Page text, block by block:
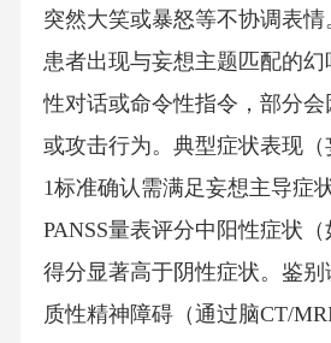
突然大笑或暴怒等不协调表情
患者出现与妄想主题匹配的
性对话或命令性指令，部分
或攻击行为。典型症状表现
1标准确认需满足妄想主导症
PANSS量表评分中阳性症状（
得分显著高于阴性症状。鉴
质性精神障碍（通过脑CT/